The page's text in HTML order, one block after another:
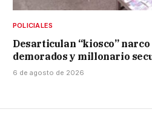
POLICIALES
Desarticulan “kiosco”
demorados y millonario
6 de agosto de 2026